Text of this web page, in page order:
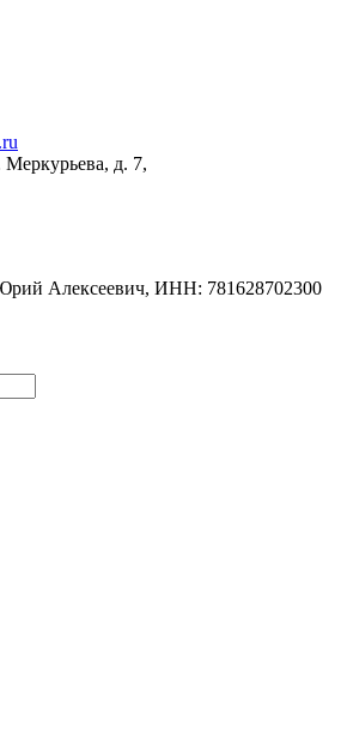
Меркурьева, д. 7,
Алексеевич, ИНН: 781628702300